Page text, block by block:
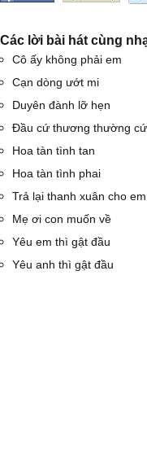
Các lời bài hát cùng
Cô ấy không phải em
Cạn dòng ướt mi
Duyên đành lỡ hẹn
Đầu cứ thương thường
Hoa tàn tình tan
Hoa tàn tình phai
Trả lại thanh xuân cho em
Mẹ ơi con muốn về
Yêu em thì gật đầu
Yêu anh thì gật đầu